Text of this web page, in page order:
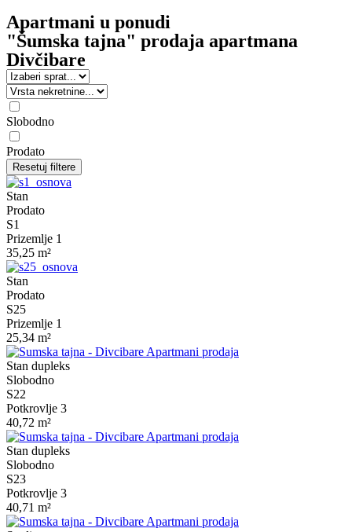
Apartmani u ponudi
"Šumska tajna" prodaja apartmana
Divčibare
Slobodno
Prodato
Resetuj filtere
Stan
Prodato
S1
Prizemlje 1
35,25 m²
Stan
Prodato
S25
Prizemlje 1
25,34 m²
Stan dupleks
Slobodno
S22
Potkrovlje 3
40,72 m²
Stan dupleks
Slobodno
S23
Potkrovlje 3
40,71 m²